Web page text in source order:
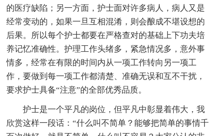
的医疗缺陷；另一方面，护士面对许多病人，病人又是
经常变动的，如果一旦互相混淆，则会酿成不堪设想的
后果。所以每个护士都要在严格查对的基础上下功夫培
养记忆准确性。护理工作头绪多，紧急情况多，意外事
情多，经常在有限的时间内从一项工作转向另一项工
作，要做到每一项工作都清楚、准确无误和互不干扰，
要求护士具备“注意”的全部优秀品质。
护士是一个平凡的岗位，但平凡中彰显着伟大，我
欣赏这样一段话：“什么叫不简单？能够把简单的事情千